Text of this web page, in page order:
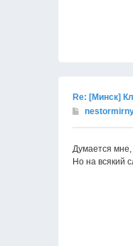
Re: [Минск]
Думается мне,
Но на всякий